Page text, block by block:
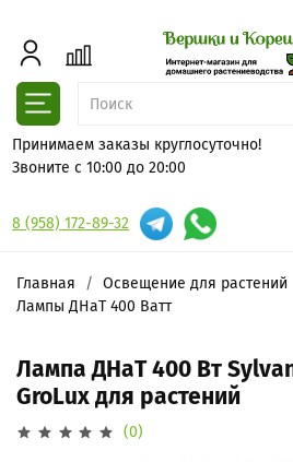
Принимаем заказы круглосуточно!
Звоните с 10:00 до 20:00
8 (958) 172-89-32
Главная Освещение для растений
Лампы ДНаТ 400 Ватт
Лампа ДНаТ 400 Вт
GroLux для растений
(0)